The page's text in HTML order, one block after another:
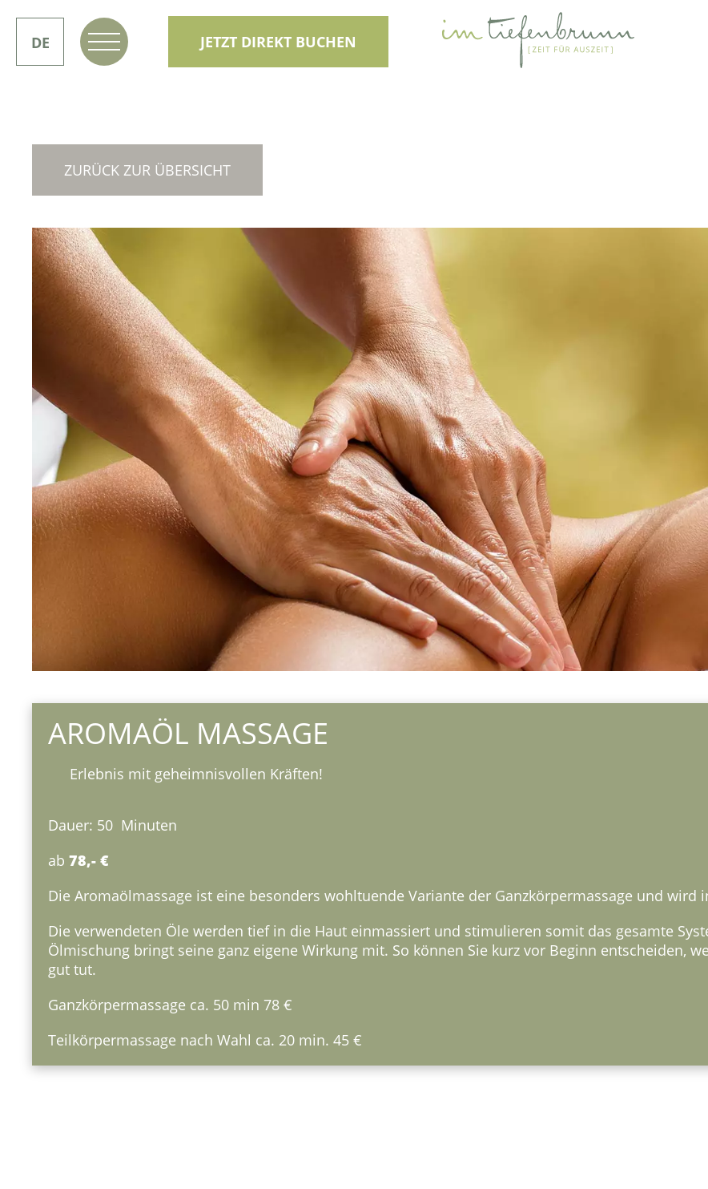
DE JETZT DIREKT BUCHEN
ZURÜCK ZUR ÜBERSICHT
AROMAÖL MASSAGE
Erlebnis mit geheimnisvollen Kräften!
Dauer: 50 Minuten
ab 78,- €
Die Aromaölmassage ist eine besonders wohltuende Variante der Ganzkörpermassage und wird
Die verwendeten Öle werden tief in die Haut einmassiert und stimulieren somit das gesamte
Ölmischung bringt seine ganz eigene Wirkung mit. So können Sie kurz vor Beginn entscheiden,
gut tut.
Ganzkörpermassage ca. 50 min 78 €
Teilkörpermassage nach Wahl ca. 20 min. 45 €